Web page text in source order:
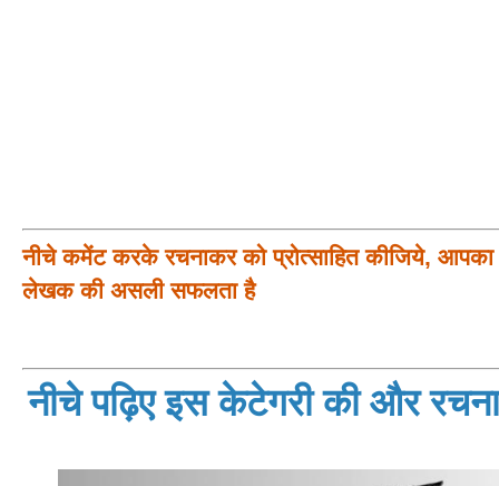
नीचे कमेंट करके रचनाकर को प्रोत्साहित कीजिये, आपका
लेखक की असली सफलता है
नीचे पढ़िए इस केटेगरी की और